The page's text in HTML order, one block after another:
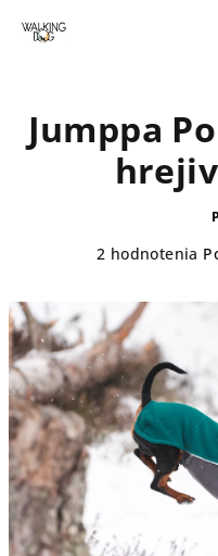
Jumppa
Priemerné
produktu
je
5,0
z
5
hviezdičiek.
2 hodnotenia